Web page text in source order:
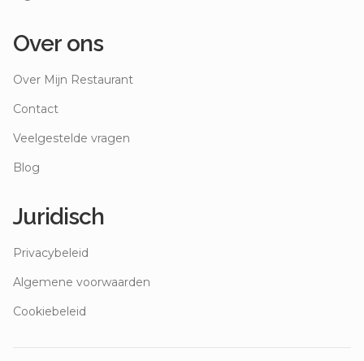
Over ons
Over Mijn Restaurant
Contact
Veelgestelde vragen
Blog
Juridisch
Privacybeleid
Algemene voorwaarden
Cookiebeleid